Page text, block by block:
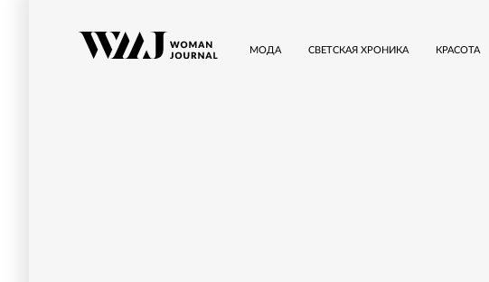
МОДА СВЕТСКАЯ ХРОНИКА КРАСОТА